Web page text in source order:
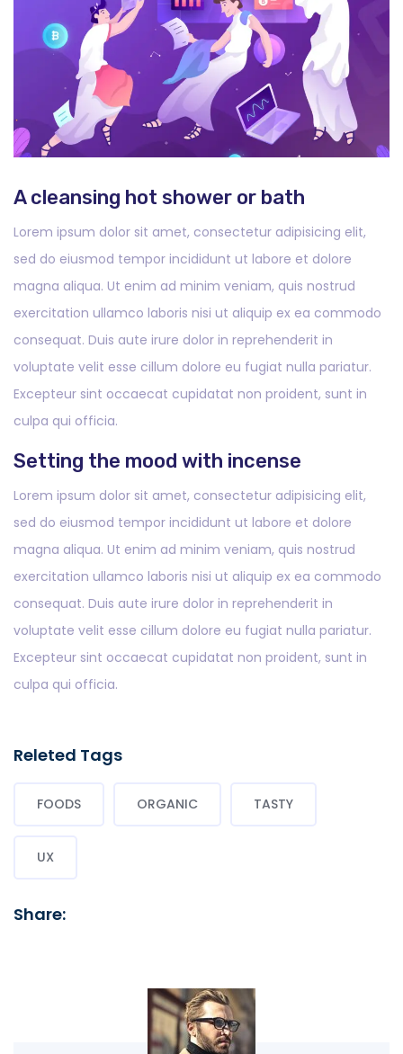
A cleansing hot shower or bath
Lorem ipsum dolor sit amet, consectetur adipisicing elit,
sed do eiusmod tempor incididunt ut labore et dolore
magna aliqua. Ut enim ad minim veniam, quis nostrud
exercitation ullamco laboris nisi ut aliquip ex ea commodo
consequat. Duis aute irure dolor in reprehenderit in
voluptate velit esse cillum dolore eu fugiat nulla pariatur.
Excepteur sint occaecat cupidatat non proident, sunt in
culpa qui officia.
Setting the mood with incense
Lorem ipsum dolor sit amet, consectetur adipisicing elit,
sed do eiusmod tempor incididunt ut labore et dolore
magna aliqua. Ut enim ad minim veniam, quis nostrud
exercitation ullamco laboris nisi ut aliquip ex ea commodo
consequat. Duis aute irure dolor in reprehenderit in
voluptate velit esse cillum dolore eu fugiat nulla pariatur.
Excepteur sint occaecat cupidatat non proident, sunt in
culpa qui officia.
Releted Tags
FOODS ORGANIC TASTY
UX
Share: